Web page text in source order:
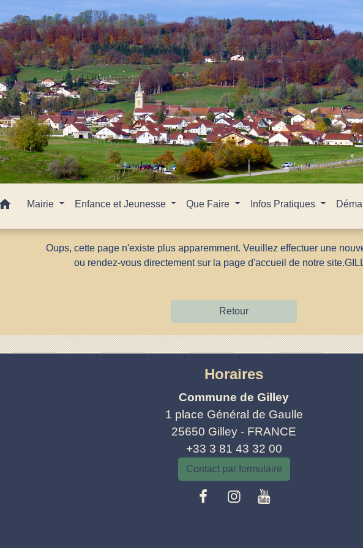
Mairie Enfance et Jeunesse Que Faire Infos Pratiques
Oups, cette page n'existe plus apparemment. Veuillez effectuer une
ou rendez-vous directement sur la page d'accueil de notre site.
Retour
Horaires
Commune de Gilley
1 place Général de Gaulle
25650 Gilley - FRANCE
+33 3 81 43 32 00
Contact par formulaire